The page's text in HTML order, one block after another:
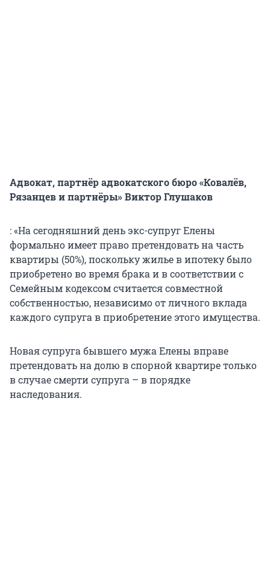
Адвокат, партнёр адвокатского бюро «Ковалёв,
Рязанцев и партнёры» Виктор Глушаков
: «На сегодняшний день экс-супруг Елены
формально имеет право претендовать на часть
квартиры (50%), поскольку жилье в ипотеку было
приобретено во время брака и в соответствии с
Семейным кодексом считается совместной
собственностью, независимо от личного вклада
каждого супруга в приобретение этого имущества.
Новая супруга бывшего мужа Елены вправе
претендовать на долю в спорной квартире только
в случае смерти супруга – в порядке
наследования.